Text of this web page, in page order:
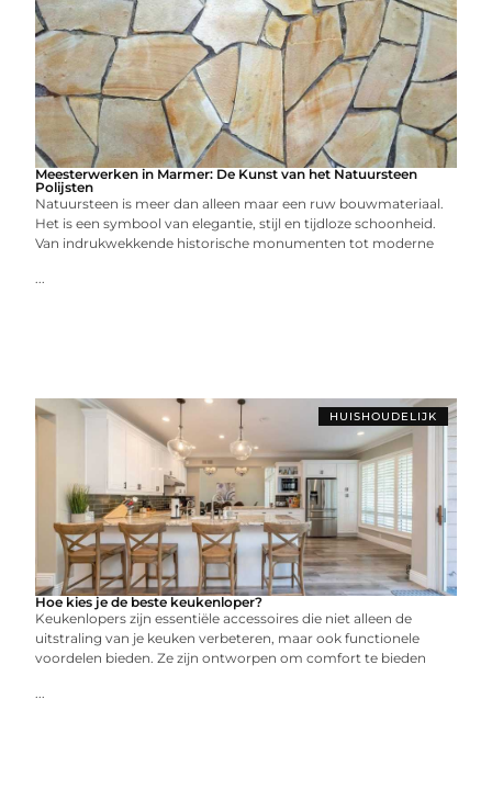
Meesterwerken in Marmer: De Kunst van het Natuursteen
Polijsten
Natuursteen is meer dan alleen maar een ruw bouwmateriaal.
Het is een symbool van elegantie, stijl en tijdloze schoonheid.
Van indrukwekkende historische monumenten tot moderne
...
HUISHOUDELIJK
Hoe kies je de beste keukenloper?
Keukenlopers zijn essentiële accessoires die niet alleen de
uitstraling van je keuken verbeteren, maar ook functionele
voordelen bieden. Ze zijn ontworpen om comfort te bieden
...